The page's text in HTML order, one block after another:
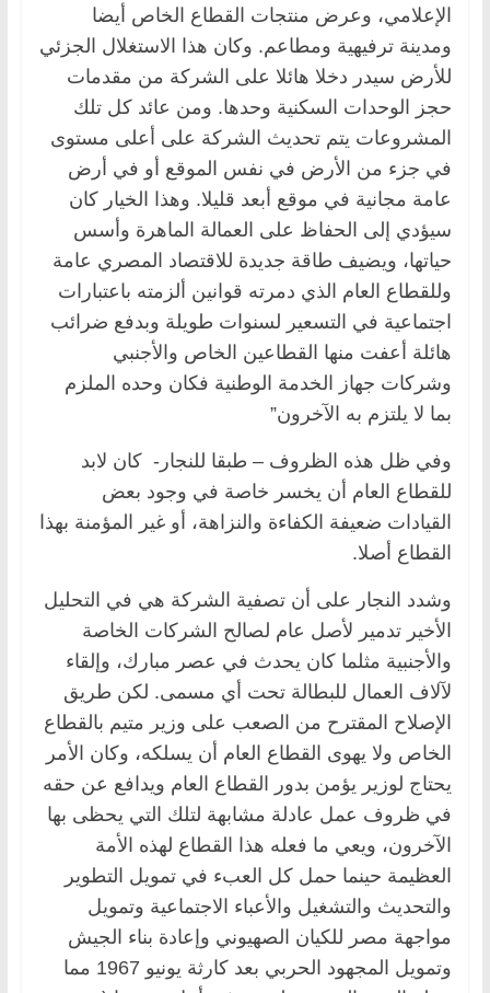
الإعلامي، وعرض منتجات القطاع الخاص أيضا
ومدينة ترفيهية ومطاعم. وكان هذا الاستغلال الجزئي
للأرض سيدر دخلا هائلا على الشركة من مقدمات
حجز الوحدات السكنية وحدها. ومن عائد كل تلك
المشروعات يتم تحديث الشركة على أعلى مستوى
في جزء من الأرض في نفس الموقع أو في أرض
عامة مجانية في موقع أبعد قليلا. وهذا الخيار كان
سيؤدي إلى الحفاظ على العمالة الماهرة وأسس
حياتها، ويضيف طاقة جديدة للاقتصاد المصري عامة
وللقطاع العام الذي دمرته قوانين ألزمته باعتبارات
اجتماعية في التسعير لسنوات طويلة وبدفع ضرائب
هائلة أعفت منها القطاعين الخاص والأجنبي
وشركات جهاز الخدمة الوطنية فكان وحده الملزم
بما لا يلتزم به الآخرون”
وفي ظل هذه الظروف – طبقا للنجار- كان لابد
للقطاع العام أن يخسر خاصة في وجود بعض
القيادات ضعيفة الكفاءة والنزاهة، أو غير المؤمنة بهذا
القطاع أصلا.
وشدد النجار على أن تصفية الشركة هي في التحليل
الأخير تدمير لأصل عام لصالح الشركات الخاصة
والأجنبية مثلما كان يحدث في عصر مبارك، وإلقاء
لآلاف العمال للبطالة تحت أي مسمى. لكن طريق
الإصلاح المقترح من الصعب على وزير متيم بالقطاع
الخاص ولا يهوى القطاع العام أن يسلكه، وكان الأمر
يحتاج لوزير يؤمن بدور القطاع العام ويدافع عن حقه
في ظروف عمل عادلة مشابهة لتلك التي يحظى بها
الآخرون، ويعي ما فعله هذا القطاع لهذه الأمة
العظيمة حينما حمل كل العبء في تمويل التطوير
والتحديث والتشغيل والأعباء الاجتماعية وتمويل
مواجهة مصر للكيان الصهيوني وإعادة بناء الجيش
وتمويل المجهود الحربي بعد كارثة يونيو 1967 مما